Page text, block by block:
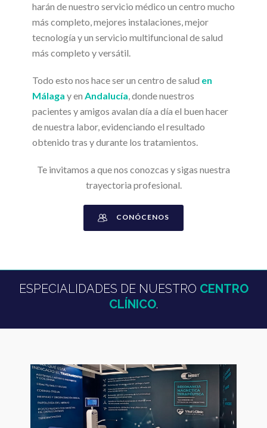
harán de nuestro servicio médico un centro mucho
más completo, mejores instalaciones, mejor
tecnología y un servicio multifuncional de salud
más completo y versátil.
Todo esto nos hace ser un centro de salud en
Málaga y en Andalucía, donde nuestros
pacientes y amigos avalan día a día el buen hacer
de nuestra labor, evidenciando el resultado
obtenido tras y durante los tratamientos.
Te invitamos a que nos conozcas y sigas nuestra
trayectoria profesional.
CONÓCENOS
ESPECIALIDADES DE NUESTRO CENTRO
CLÍNICO.